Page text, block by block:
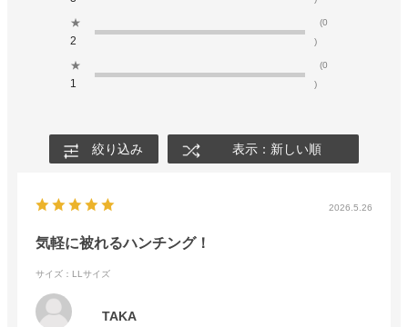
★
2
(0
)
★
1
(0
)
絞り込み 表示：新しい順
2026.5.26
気軽に被れるハンチング！
サイズ：LLサイズ
TAKA